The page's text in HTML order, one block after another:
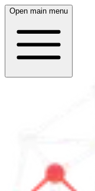
Open main menu